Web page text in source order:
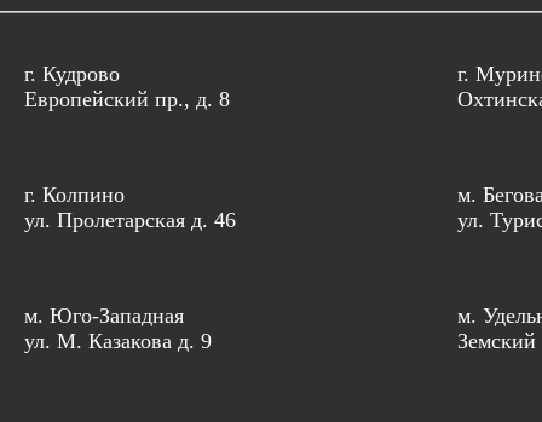
г. Кудрово
Европейский пр., д. 8
г.
г. Колпино
ул. Пролетарская д. 46
м.
ул.
м. Юго-Западная
ул. М. Казакова д. 9
м.
Земский